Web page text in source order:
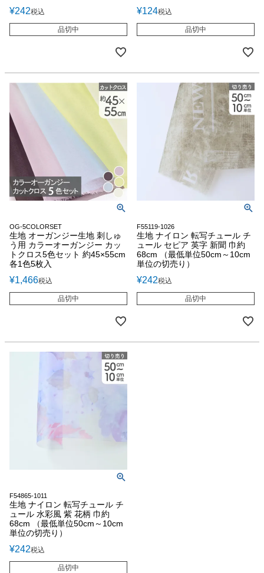
¥242税込
品切中
¥124税込
品切中
OG-5COLORSET
生地 オーガンジー生地 刺しゅ
う用 カラーオーガンジー カッ
トクロス5色セット 約45×55cm
各1色5枚入
¥1,466税込
品切中
F55119-1026
生地 ナイロン 転写チュール チ
ュール セピア 英字 新聞 巾約
68cm （最低単位50cm～10cm
単位の切売り）
¥242税込
品切中
F54865-1011
生地 ナイロン 転写チュール チ
ュール 水彩風 紫 花柄 巾約
68cm （最低単位50cm～10cm
単位の切売り）
¥242税込
品切中